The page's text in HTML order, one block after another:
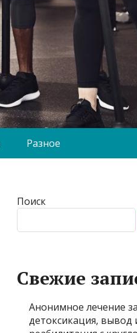
Разное
Поиск
Свежие
Анонимное лечение
детоксикация, вывод